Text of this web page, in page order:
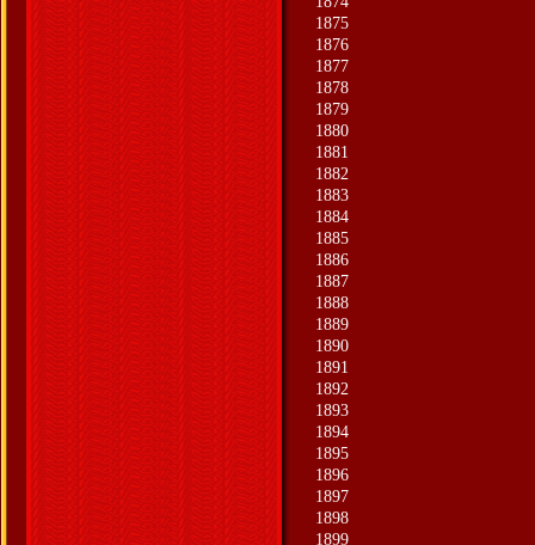
1875
1876
1877
1878
1879
1880
1881
1882
1883
1884
1885
1886
1887
1888
1889
1890
1891
1892
1893
1894
1895
1896
1897
1898
1899